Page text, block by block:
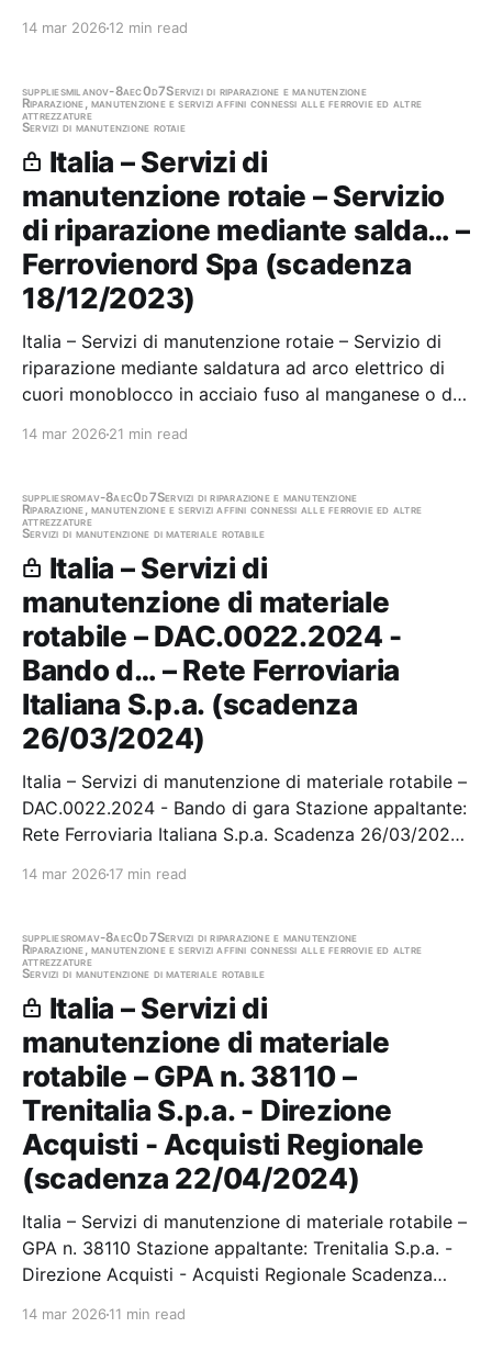
14 mar 2026 12 min read
suppliesmilanov-8aec0d7Servizi di riparazione e manutenzione
Riparazione, manutenzione e servizi affini connessi alle ferrovie ed altre
attrezzature
Servizi di manutenzione rotaie
Italia – Servizi di
manutenzione rotaie – Servizio
di riparazione mediante salda… –
Ferrovienord Spa (scadenza
18/12/2023)
Italia – Servizi di manutenzione rotaie – Servizio di
riparazione mediante saldatura ad arco elettrico di
cuori monoblocco in acciaio fuso al manganese o di
14 mar 2026 21 min read
suppliesromav-8aec0d7Servizi di riparazione e manutenzione
Riparazione, manutenzione e servizi affini connessi alle ferrovie ed altre
attrezzature
Servizi di manutenzione di materiale rotabile
Italia – Servizi di
manutenzione di materiale
rotabile – DAC.0022.2024 -
Bando d… – Rete Ferroviaria
Italiana S.p.a. (scadenza
26/03/2024)
Italia – Servizi di manutenzione di materiale rotabile –
DAC.0022.2024 - Bando di gara Stazione appaltante:
Rete Ferroviaria Italiana S.p.a. Scadenza 26/03/2024
14 mar 2026 17 min read
suppliesromav-8aec0d7Servizi di riparazione e manutenzione
Riparazione, manutenzione e servizi affini connessi alle ferrovie ed altre
attrezzature
Servizi di manutenzione di materiale rotabile
Italia – Servizi di
manutenzione di materiale
rotabile – GPA n. 38110 –
Trenitalia S.p.a. - Direzione
Acquisti - Acquisti Regionale
(scadenza 22/04/2024)
Italia – Servizi di manutenzione di materiale rotabile –
GPA n. 38110 Stazione appaltante: Trenitalia S.p.a. -
Direzione Acquisti - Acquisti Regionale Scadenza
14 mar 2026 11 min read